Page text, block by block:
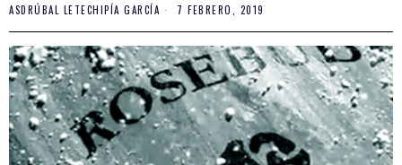
ASDRÚBAL LETECHIPÍA GARCÍA 7 FEBRERO, 2019